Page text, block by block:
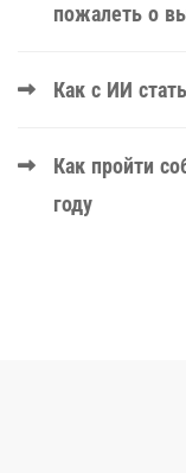
пожалеть о
Как с ИИ
Как пройти
году